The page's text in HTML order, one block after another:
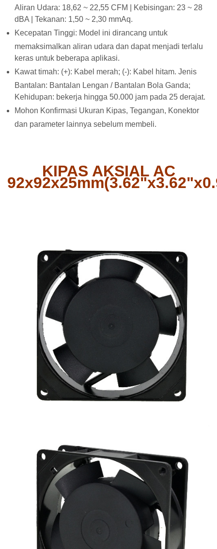
Aliran Udara: 18,62 ~ 22,55 CFM | Kebisingan: 23 ~ 28
dBA | Tekanan: 1,50 ~ 2,30 mmAq.
Kecepatan Tinggi: Model ini dirancang untuk
memaksimalkan aliran udara dan dapat menjadi terlalu
keras untuk beberapa aplikasi.
Kawat timah: (+): Kabel merah; (-): Kabel hitam. Jenis
Bantalan: Bantalan Lengan / Bantalan Bola Ganda;
Kehidupan: bekerja hingga 50.000 jam pada 25 derajat.
Mohon Konfirmasi Ukuran Kipas, Tegangan, Konektor
dan parameter lainnya sebelum membeli.
KIPAS AKSIAL AC